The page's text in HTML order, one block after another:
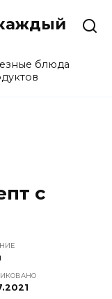
блюда
с